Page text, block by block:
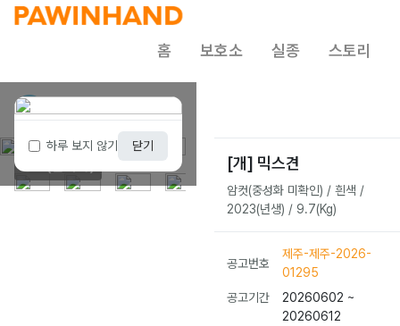
홈 보호소 실종 스토리
하루 보지 않기 닫기
제주 동물보호센터
[개] 믹스견
암컷(중성화 미확인) / 흰색 /
2023(년생) / 9.7(Kg)
공고번호
제주-제주-2026-
01295
공고기간
20260602 ~
20260612